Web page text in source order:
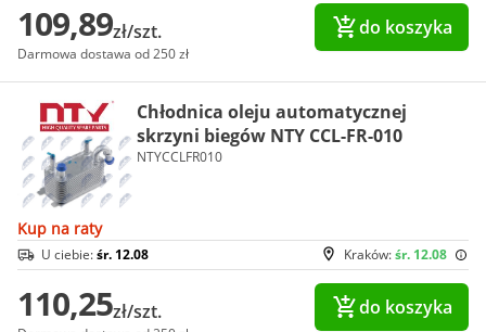
109,89zł/szt.
Darmowa dostawa od 250 zł
do koszyka
Chłodnica oleju automatycznej
skrzyni biegów NTY CCL-FR-010
NTYCCLFR010
Kup na raty
Kraków:śr. 12.08
U ciebie:śr. 12.08
110,25zł/szt. do koszyka